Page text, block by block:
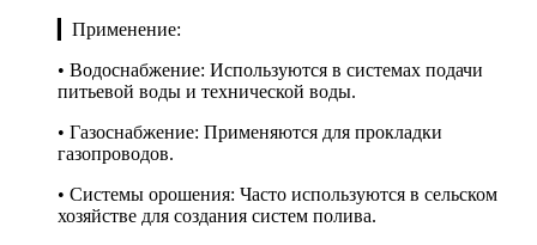
▎Применение:
• Водоснабжение: Используются в системах подачи
питьевой воды и технической воды.
• Газоснабжение: Применяются для прокладки
газопроводов.
• Системы орошения: Часто используются в сельском
хозяйстве для создания систем полива.